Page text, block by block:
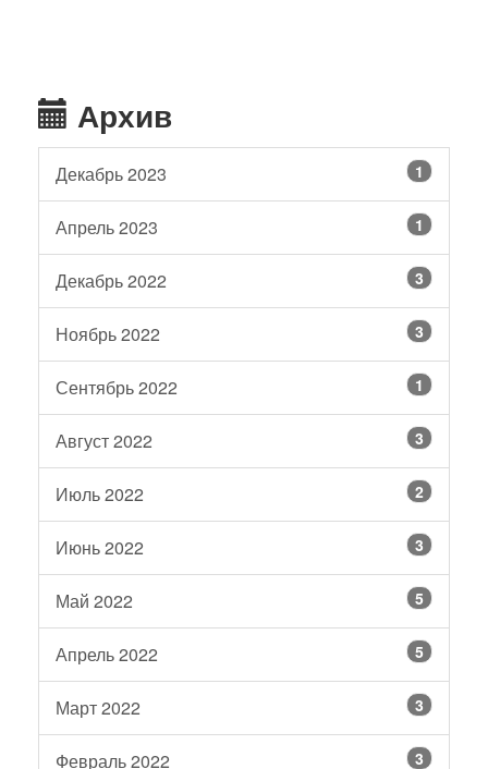
Архив
Декабрь 2023 1
Апрель 2023 1
Декабрь 2022 3
Ноябрь 2022 3
Сентябрь 2022 1
Август 2022 3
Июль 2022 2
Июнь 2022 3
Май 2022 5
Апрель 2022 5
Март 2022 3
Февраль 2022 3